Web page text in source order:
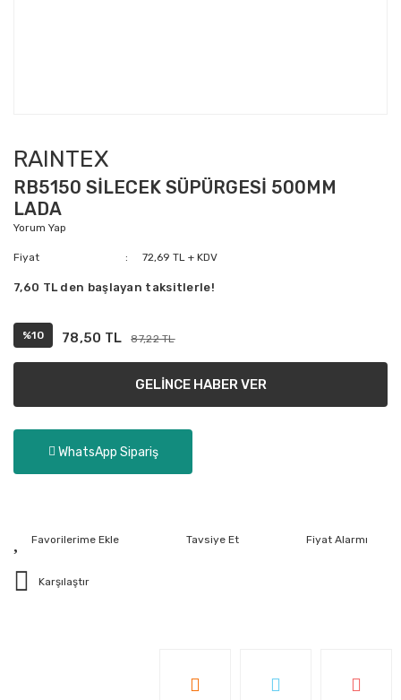
RAINTEX
RB5150 SİLECEK SÜPÜRGESİ 500MM
LADA
Yorum Yap
Fiyat 72,69 TL + KDV
7,60 TL den başlayan taksitlerle!
%10 78,50 TL 87,22 TL
GELİNCE HABER VER
WhatsApp Sipariş
Tavsiye Et Fiyat Alarmı
Karşılaştır